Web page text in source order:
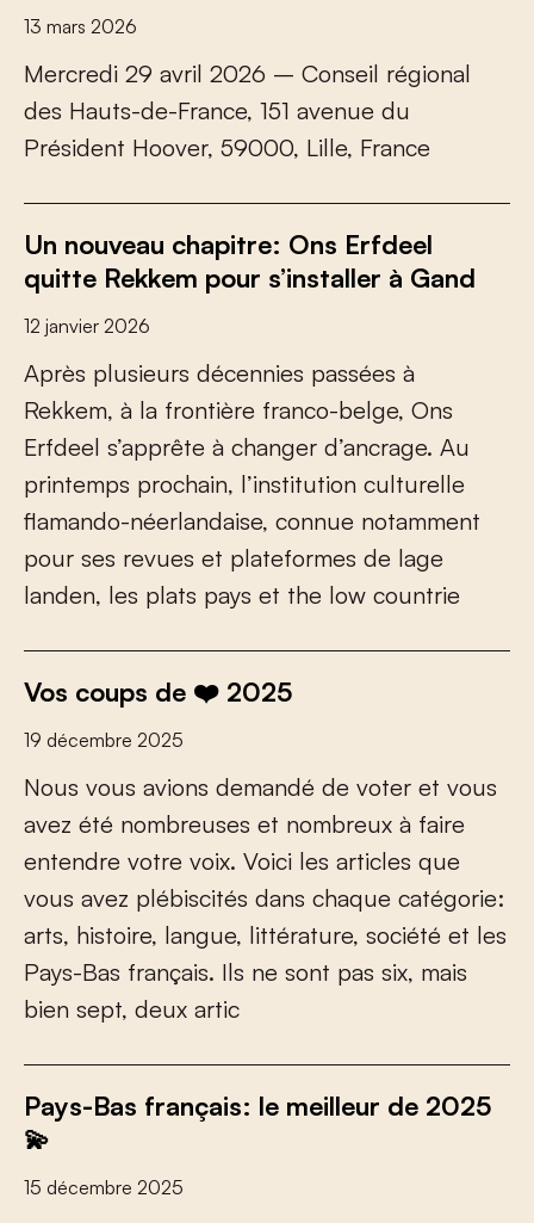
13 mars 2026
Mercredi 29 avril 2026 – Conseil régional
des Hauts-de-France, 151 avenue du
Président Hoover, 59000, Lille, France
Un nouveau chapitre: Ons Erfdeel
quitte Rekkem pour s’installer à Gand
12 janvier 2026
Après plusieurs décennies passées à
Rekkem, à la frontière franco-belge, Ons
Erfdeel s’apprête à changer d’ancrage. Au
printemps prochain, l’institution culturelle
famando-néerlandaise, connue notamment
pour ses revues et plateformes de lage
landen, les plats pays et the low countrie
Vos coups de ❤️ 2025
19 décembre 2025
Nous vous avions demandé de voter et vous
avez été nombreuses et nombreux à faire
entendre votre voix. Voici les articles que
vous avez plébiscités dans chaque catégorie:
arts, histoire, langue, littérature, société et les
Pays-Bas français. Ils ne sont pas six, mais
bien sept, deux artic
Pays-Bas français: le meilleur de 2025
💫
15 décembre 2025